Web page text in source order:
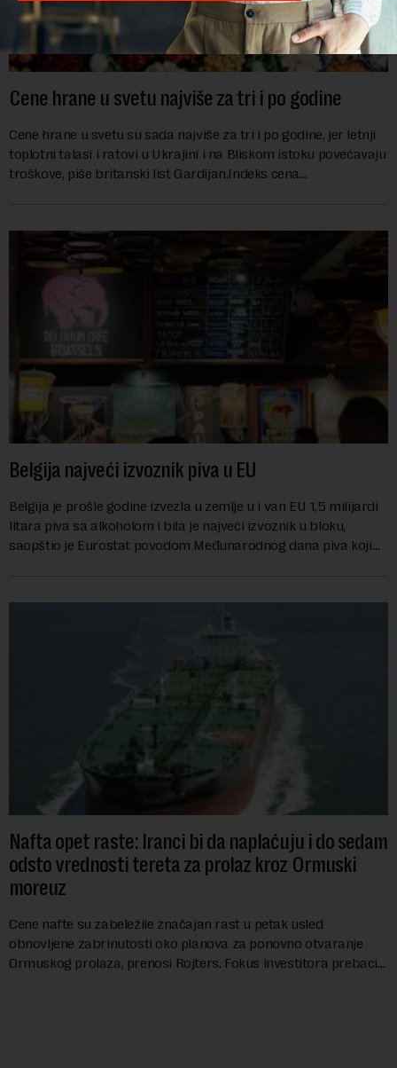
Cene hrane u svetu najviše za tri i po godine
Cene hrane u svetu su sada najviše za tri i po godine, jer letnji
toplotni talasi i ratovi u Ukrajini i na Bliskom istoku povećavaju
troškove, piše britanski list Gardijan.Indeks cena
Belgija najveći izvoznik piva u EU
Belgija je prošle godine izvezla u zemlje u i van EU 1,5 milijardi
litara piva sa alkoholom i bila je najveći izvoznik u bloku,
saopštio je Eurostat povodom Međunarodnog dana piva koji
Nafta opet raste: Iranci bi da naplaćuju i do sedam
odsto vrednosti tereta za prolaz kroz Ormuski
moreuz
Cene nafte su zabeležile značajan rast u petak usled
obnovljene zabrinutosti oko planova za ponovno otvaranje
Ormuskog prolaza, prenosi Rojters. Fokus investitora prebacio